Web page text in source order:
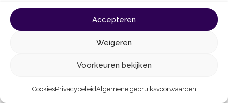
Accepteren
Weigeren
Voorkeuren bekijken
CookiesPrivacybeleidAlgemene gebruiksvoorwaarden
van standaardapparaten